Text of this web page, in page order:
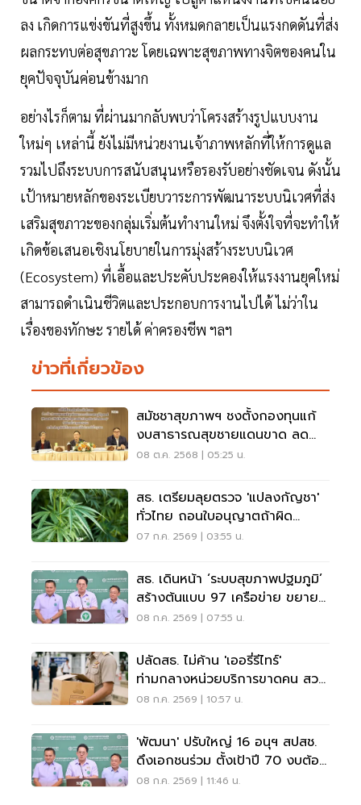
ลง เกิดการแข่งขันที่สูงขึ้น ทั้งหมดกลายเป็นแรงกดดันที่ส่ง
ผลกระทบต่อสุขภาวะ โดยเฉพาะสุขภาพทางจิตของคนใน
ยุคปัจจุบันค่อนข้างมาก
อย่างไรก็ตาม ที่ผ่านมากลับพบว่าโครงสร้างรูปแบบงาน
ใหม่ๆ เหล่านี้ ยังไม่มีหน่วยงานเจ้าภาพหลักที่ให้การดูแล
รวมไปถึงระบบการสนับสนุนหรือรองรับอย่างชัดเจน ดังนั้น
เป้าหมายหลักของระเบียบวาระการพัฒนาระบบนิเวศที่ส่ง
เสริมสุขภาวะของกลุ่มเริ่มต้นทำงานใหม่ จึงตั้งใจที่จะทำให้
เกิดข้อเสนอเชิงนโยบายในการมุ่งสร้างระบบนิเวศ
(Ecosystem) ที่เอื้อและประคับประคองให้แรงงานยุคใหม่
สามารถดำเนินชีวิตและประกอบการงานไปได้ ไม่ว่าใน
เรื่องของทักษะ รายได้ ค่าครองชีพ ฯลฯ
ข่าวที่เกี่ยวข้อง
สมัชชาสุขภาพฯ ชงตั้งกองทุนแก้
งบสาธารณสุขชายแดนขาด ลด
ภาระงานหมอ
08 ต.ค. 2568 | 05:25 น.
สธ. เตรียมลุยตรวจ 'แปลงกัญชา'
ทั่วไทย ถอนใบอนุญาตถ้าผิด
เงื่อนไข
07 ก.ค. 2569 | 03:55 น.
สธ. เดินหน้า ‘ระบบสุขภาพปฐมภูมิ’
สร้างต้นแบบ 97 เครือข่าย ขยาย
ผลทั่วปท.
08 ก.ค. 2569 | 07:55 น.
ปลัดสธ. ไม่ค้าน 'เออรี่รีไทร์'
ท่ามกลางหน่วยบริการขาดคน สวน
ทางสังคมสูงวัย
08 ก.ค. 2569 | 10:57 น.
'พัฒนา' ปรับใหญ่ 16 อนุฯ สปสช.
ดึงเอกชนร่วม ตั้งเป้าปี 70 งบต้อง
สมดุล-รพ.ต้องรอด
08 ก.ค. 2569 | 11:46 น.